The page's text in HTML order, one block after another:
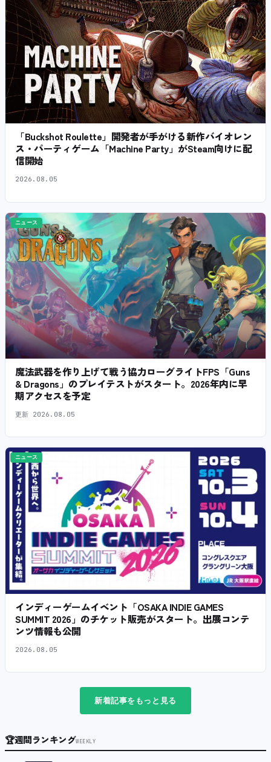
「Buckshot Roulette」開発者が手がける新作バイオレン
ス・パーティゲーム「Machine Party」がSteam向けに配
信開始
2026.08.05
ニュース
魔法武器を作り上げて戦う協力ローグライトFPS「Guns
& Dragons」のプレイテストがスタート。2026年内に早
期アクセスを予定
更新 2026.08.05
ニュース
インディーゲームイベント「OSAKA INDIE GAMES
SUMMIT 2026」のチケット販売がスタート。出展コンテ
ンツ情報も公開
2026.08.05
新着記事をもっと見る
🏆週間ランキングWEEKLY